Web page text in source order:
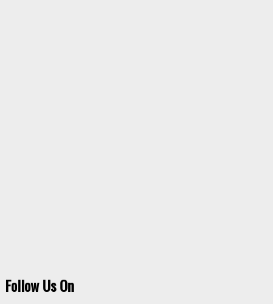
Follow Us On